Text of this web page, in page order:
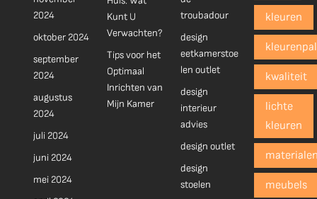
2024
oktober 2024
september
2024
augustus
2024
juli 2024
juni 2024
mei 2024
Kunt U
Verwachten?
Tips voor het
Optimaal
Inrichten van
Mijn Kamer
troubadour
design
eetkamerstoe
len outlet
design
interieur
advies
design outlet
design
stoelen
kleuren
kwaliteit
lichte
kleuren
meubels